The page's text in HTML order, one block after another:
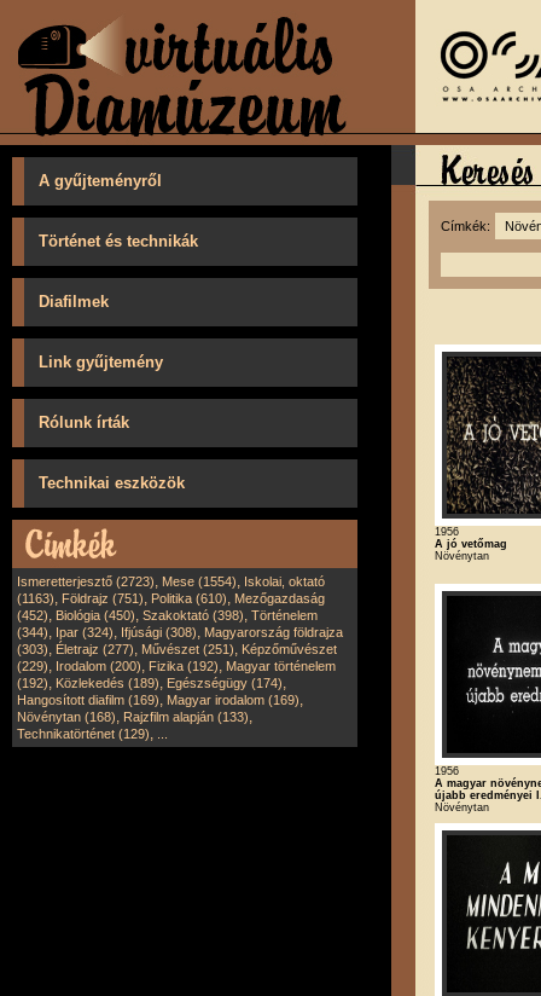
A gyűjteményről
Történet és technikák
Diafilmek
Link gyűjtemény
Rólunk írták
Technikai eszközök
Ismeretterjesztő (2723), Mese (1554), Iskolai, oktató
(1163), Földrajz (751), Politika (610), Mezőgazdaság
(452), Biológia (450), Szakoktató (398), Történelem
(344), Ipar (324), Ifjúsági (308), Magyarország földrajza
(303), Életrajz (277), Művészet (251), Képzőművészet
(229), Irodalom (200), Fizika (192), Magyar történelem
(192), Közlekedés (189), Egészségügy (174),
Hangosított diafilm (169), Magyar irodalom (169),
Növénytan (168), Rajzfilm alapján (133),
Technikatörténet (129),
Címkék:
1956
A jó vetőmag
Növénytan
1956
A magyar
újabb eredményei
Növénytan